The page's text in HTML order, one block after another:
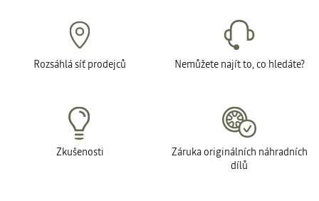
Rozsáhlá síť prodejců Nemůžete najít to, co hledáte?
Zkušenosti
Záruka originálních náhradních
dílů